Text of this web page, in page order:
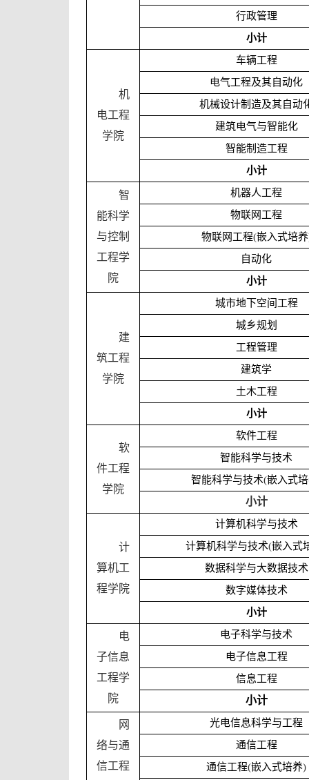
行政管理
小计
机
电工程
学院
车辆工程
电气工程及其自动化
机械设计制造及其自动
建筑电气与智能化
智能制造工程
小计
智
能科学
与控制
工程学
院
机器人工程
物联网工程
物联网工程(嵌入式培养
自动化
小计
建
筑工程
学院
城市地下空间工程
城乡规划
工程管理
建筑学
土木工程
小计
软
件工程
学院
软件工程
智能科学与技术
智能科学与技术(嵌入式
小计
计
算机工
程学院
计算机科学与技术
计算机科学与技术(嵌入式
数据科学与大数据技术
数字媒体技术
小计
电
子信息
工程学
院
电子科学与技术
电子信息工程
信息工程
小计
网
络与通
信工程
光电信息科学与工程
通信工程
通信工程(嵌入式培养)